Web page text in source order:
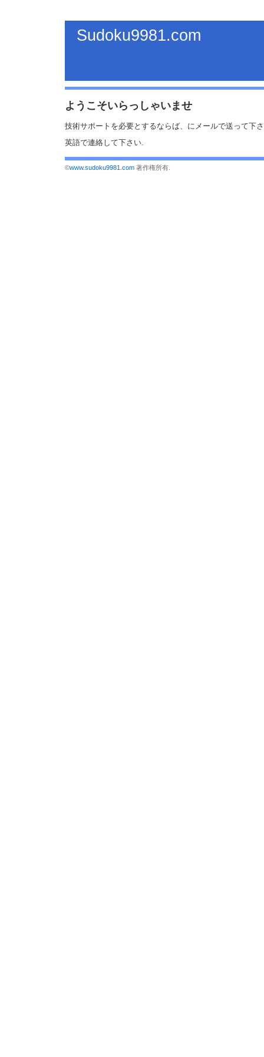
Sudoku9981.com
ようこそいらっしゃいませ
技術サポートを必要とするならば、 にメールで送って下
英語で連絡して下さい.
©www.sudoku9981.com 著作権所有.